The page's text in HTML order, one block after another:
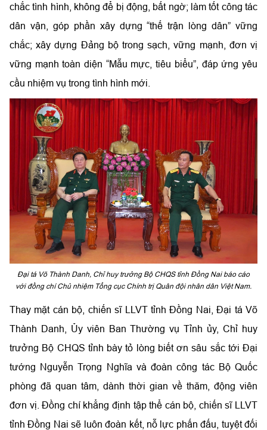
chắc tình hình, không để bị động, bất ngờ; làm tốt công tác
dân vận, góp phần xây dựng “thế trận lòng dân” vững
chắc; xây dựng Đảng bộ trong sạch, vững mạnh, đơn vị
vững mạnh toàn diện “Mẫu mực, tiêu biểu”, đáp ứng yêu
cầu nhiệm vụ trong tình hình mới.
Đại tá Võ Thành Danh, Chỉ huy trưởng Bộ CHQS tỉnh Đồng Nai báo cáo
với đồng chí Chủ nhiệm Tổng cục Chính trị Quân đội nhân dân Việt Nam.
Thay mặt cán bộ, chiến sĩ LLVT tỉnh Đồng Nai, Đại tá Võ
Thành Danh, Ủy viên Ban Thường vụ Tỉnh ủy, Chỉ huy
trưởng Bộ CHQS tỉnh bày tỏ lòng biết ơn sâu sắc tới Đại
tướng Nguyễn Trọng Nghĩa và đoàn công tác Bộ Quốc
phòng đã quan tâm, dành thời gian về thăm, động viên
đơn vị. Đồng chí khẳng định tập thể cán bộ, chiến sĩ LLVT
tỉnh Đồng Nai sẽ luôn đoàn kết, nỗ lực phấn đấu, tuyệt đối